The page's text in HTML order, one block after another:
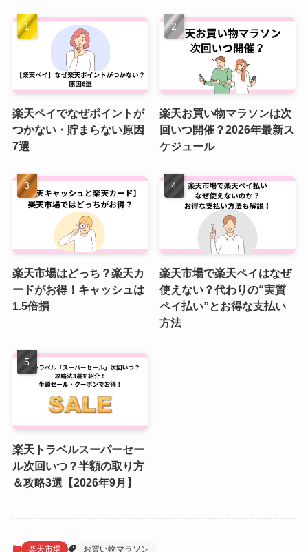
楽天ペイでなぜポイントが
つかない・貯まらない原因
7選
楽天お買い物マラソンは次
回いつ開催？2026年最新ス
ケジュール
楽天市場はどっち？楽天カ
ードがお得！キャッシュは
1.5倍損
楽天市場で楽天ペイはなぜ
使えない？代わりの“実質
ペイ払い”とお得な支払い
方法
楽天トラベルスーパーセー
ル次回いつ？半額の取り方
＆攻略3選【2026年9月】
楽天市場 お買い物マラソン